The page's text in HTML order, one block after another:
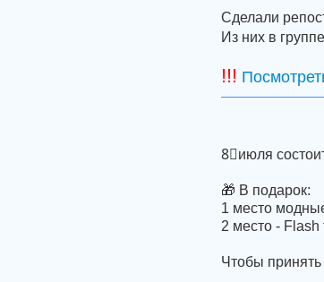
Сделали
Из них в
!!!
8⃣июля
🎁 В подарок:
1 место
2 место -
Чтобы